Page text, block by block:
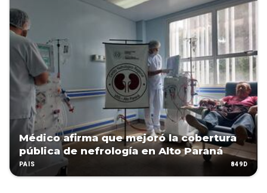
Médico afirma que mejoró la cobertura
pública de nefrología en Alto Paraná
PAÍS 849D